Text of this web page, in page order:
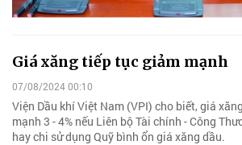
Giá xăng tiếp tục giảm mạnh
07/08/2024 00:10
Viện Dầu khí Việt Nam (VPI) cho biết, giá
mạnh 3 - 4% nếu Liên bộ Tài chính - Công
hay chi sử dụng Quỹ bình ổn giá xăng dầu.